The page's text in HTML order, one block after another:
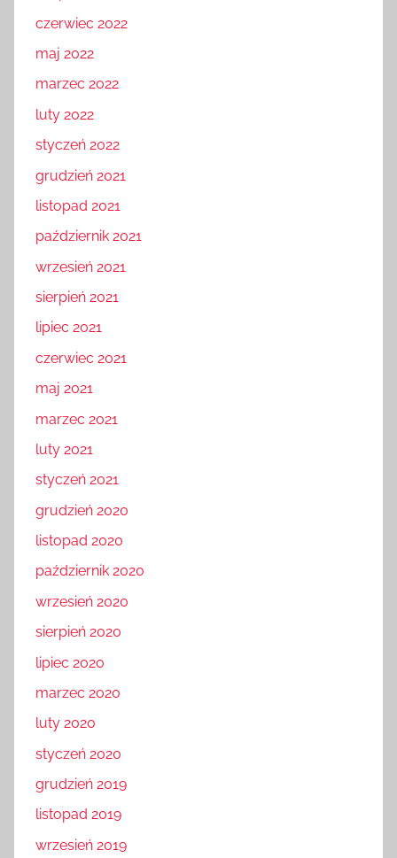
czerwiec 2022
maj 2022
marzec 2022
luty 2022
styczeń 2022
grudzień 2021
listopad 2021
październik 2021
wrzesień 2021
sierpień 2021
lipiec 2021
czerwiec 2021
maj 2021
marzec 2021
luty 2021
styczeń 2021
grudzień 2020
listopad 2020
październik 2020
wrzesień 2020
sierpień 2020
lipiec 2020
marzec 2020
luty 2020
styczeń 2020
grudzień 2019
listopad 2019
wrzesień 2019